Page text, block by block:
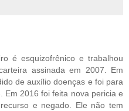
é esquizofrênico e trabalhou
assinada em 2007. Em
de auxílio doenças e foi para
Em 2016 foi feita nova pericia e
e negado. Ele não tem